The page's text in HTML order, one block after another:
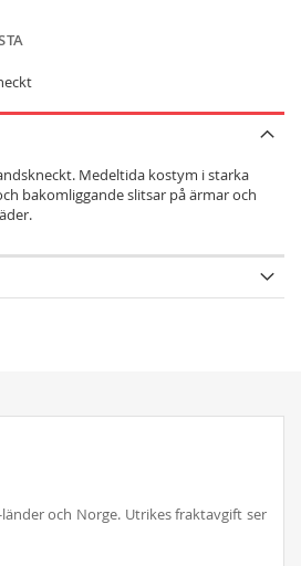
Medeltida kostym i starka
bakomliggande slitsar på ärmar och
länder och Norge. Utrikes fraktavgift ser